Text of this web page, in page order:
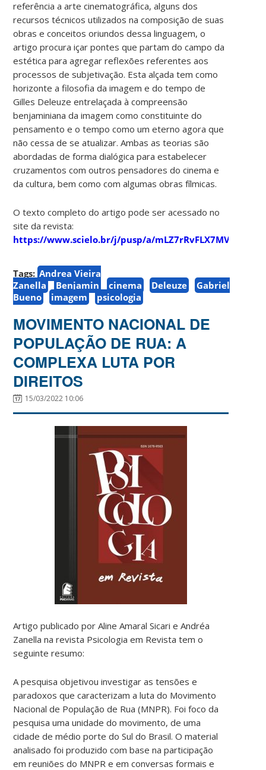
referência a arte cinematográfica, alguns dos
recursos técnicos utilizados na composição de suas
obras e conceitos oriundos dessa linguagem, o
artigo procura içar pontes que partam do campo da
estética para agregar reflexões referentes aos
processos de subjetivação. Esta alçada tem como
horizonte a filosofia da imagem e do tempo de
Gilles Deleuze entrelaçada à compreensão
benjaminiana da imagem como constituinte do
pensamento e o tempo como um eterno agora que
não cessa de se atualizar. Ambas as teorias são
abordadas de forma dialógica para estabelecer
cruzamentos com outros pensadores do cinema e
da cultura, bem como com algumas obras fílmicas.
O texto completo do artigo pode ser acessado no
site da revista:
https://www.scielo.br/j/pusp/a/
Tags: Andrea Vieira
Zanella
Benjamin cinema Deleuze
Gabriel
Bueno
imagem psicologia
MOVIMENTO NACIONAL DE
POPULAÇÃO DE RUA: A
COMPLEXA LUTA POR
DIREITOS
15/03/2022 10:06
Artigo publicado por Aline Amaral Sicari e Andréa
Zanella na revista Psicologia em Revista tem o
seguinte resumo:
A pesquisa objetivou investigar as tensões e
paradoxos que caracterizam a luta do Movimento
Nacional de População de Rua (MNPR). Foi foco da
pesquisa uma unidade do movimento, de uma
cidade de médio porte do Sul do Brasil. O material
analisado foi produzido com base na participação
em reuniões do MNPR e em conversas formais e